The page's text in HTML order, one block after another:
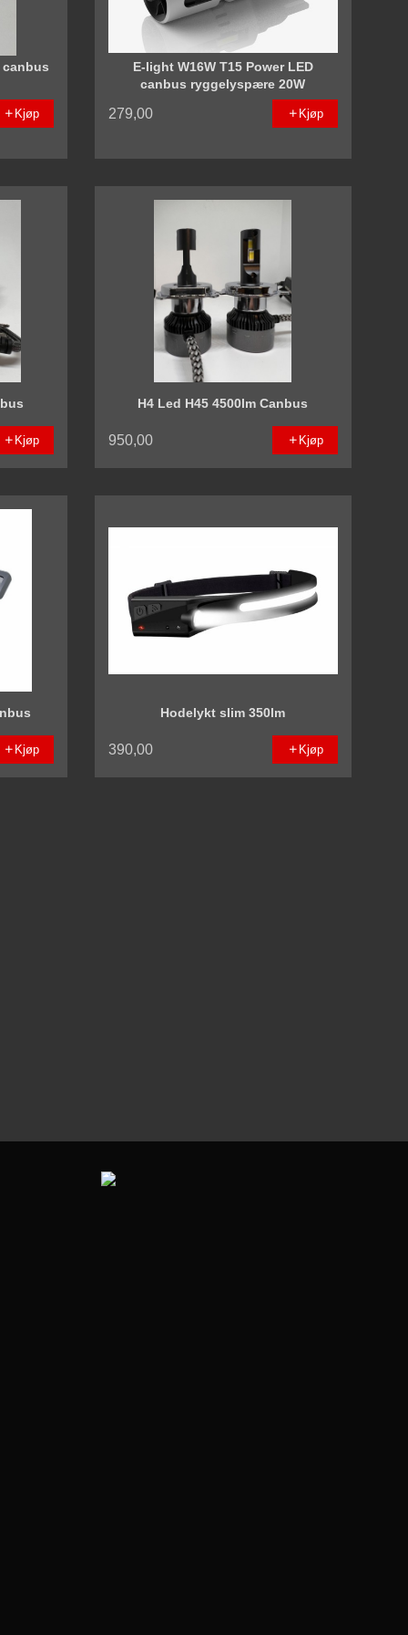
canbus
Kjøp
E-light W16W T15 Power LED
canbus ryggelyspære 20W
279,00 Kjøp
Kjøp
H4 Led H45 4500lm Canbus
950,00 Kjøp
Kjøp
Hodelykt slim 350lm
390,00 Kjøp